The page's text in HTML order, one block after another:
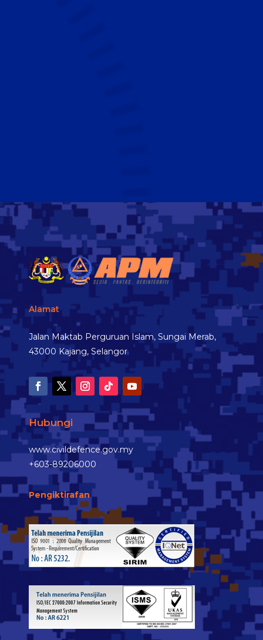
Alamat
Jalan Maktab Perguruan Islam, Sungai Merab,
43000 Kajang, Selangor
Hubungi
www.civildefence.gov.my
+603-89206000
Pengiktirafan